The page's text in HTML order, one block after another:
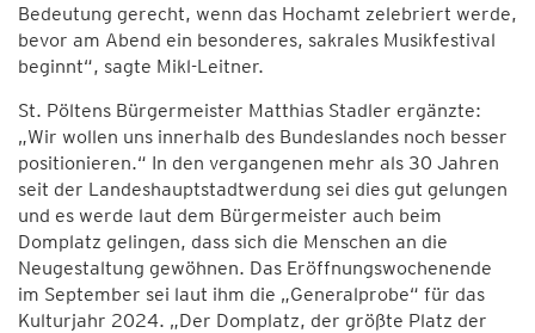
Bedeutung gerecht, wenn das Hochamt zelebriert werde,
bevor am Abend ein besonderes, sakrales Musikfestival
beginnt“, sagte Mikl-Leitner.
St. Pöltens Bürgermeister Matthias Stadler ergänzte:
„Wir wollen uns innerhalb des Bundeslandes noch besser
positionieren.“ In den vergangenen mehr als 30 Jahren
seit der Landeshauptstadtwerdung sei dies gut gelungen
und es werde laut dem Bürgermeister auch beim
Domplatz gelingen, dass sich die Menschen an die
Neugestaltung gewöhnen. Das Eröffnungswochenende
im September sei laut ihm die „Generalprobe“ für das
Kulturjahr 2024. „Der Domplatz, der größte Platz der